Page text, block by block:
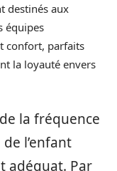
destinés aux
équipes
confort, parfaits
la loyauté envers
la fréquence
l’enfant
adéquat. Par